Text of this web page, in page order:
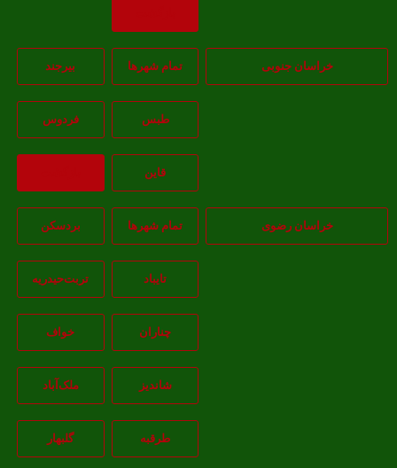
خراسان جنوبی تمام شهر‌ها بيرجند
طبس فردوس
خراسان رضوی تمام شهر‌ها بردسکن
تربت‌حیدریه
چناران خواف
شاندیز ملک‌آباد
طرقبه گلبهار